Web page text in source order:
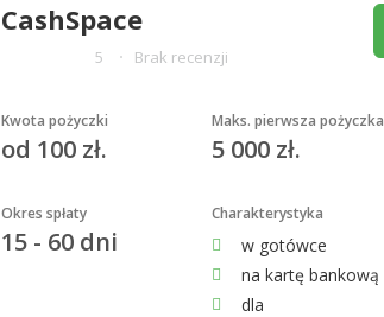
CashSpace
5 Brak recenzji
Kwota pożyczki
od 100 zł.
Maks. pierwsza pożyczka
5 000 zł.
Okres spłaty
15 - 60 dni
Charakterystyka
w gotówce
na kartę bankową
dla